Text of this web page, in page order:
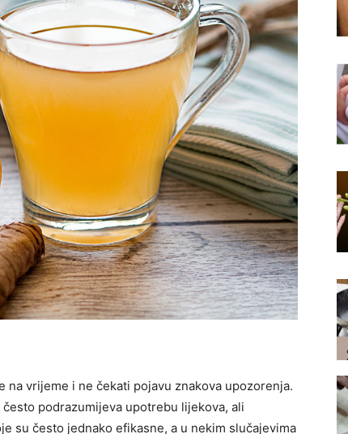
vrijeme i ne čekati pojavu znakova upozorenja.
podrazumijeva upotrebu lijekova, ali
su često jednako efikasne, a u nekim slučajevima